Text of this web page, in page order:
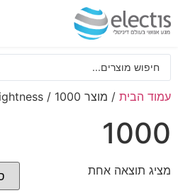
עמוד הבית / מוצר InternalLEDBrightness / 1000
1000
מציג תוצאה אחת